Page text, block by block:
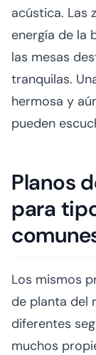
acústica. Las
energía de la
las mesas
tranquilas.
hermosa y
pueden
Planos
para
Los mismos
de planta del
diferentes
muchos